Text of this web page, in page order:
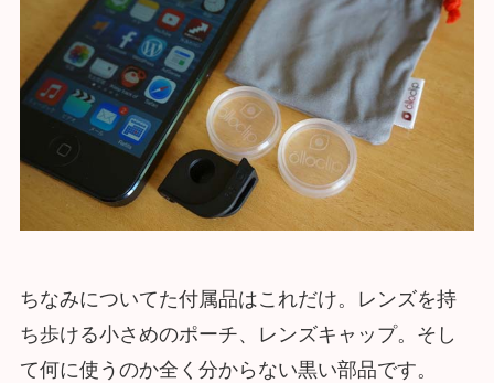
ちなみについてた付属品はこれだけ。レンズを持
ち歩ける小さめのポーチ、レンズキャップ。そし
て何に使うのか全く分からない黒い部品です。